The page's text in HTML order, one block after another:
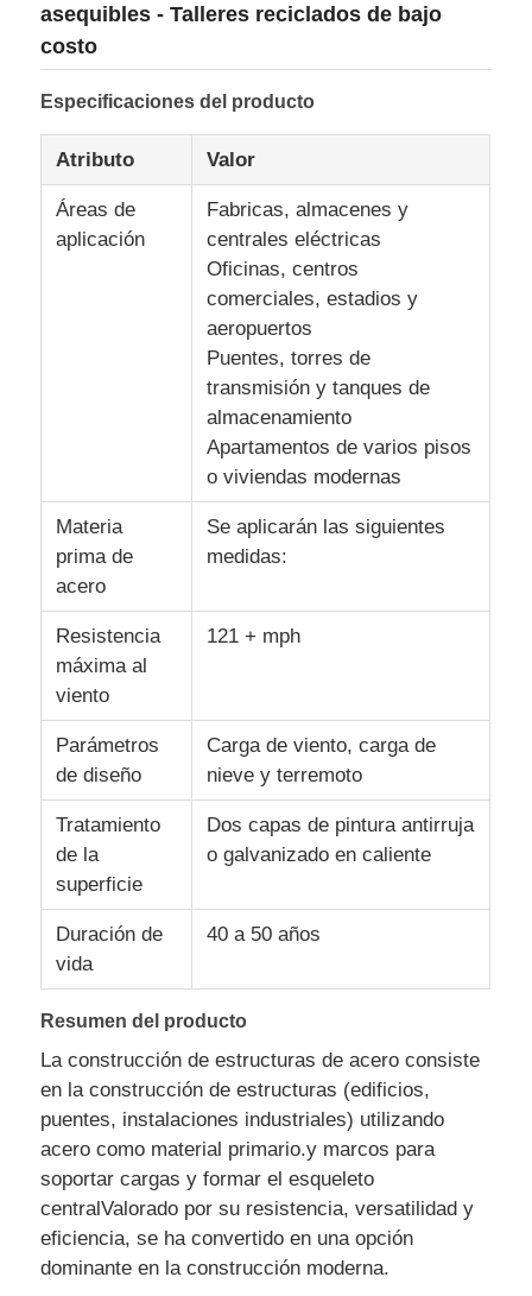
Hogar
Productos
Acerca de nosotros
Noticias
El blog
Solicitar una cita
Estructura de acero prefabricada
Almacén de estructura de acero
Taller de estructura de acero
Edificio de estructura de acero
Construcción de estructura de acero
Edificio de marco de acero
Fabricación de la estructura de acero
asequibles - Talleres reciclados de bajo
costo
Especificaciones del producto
Atributo Valor
Áreas de
aplicación
Fabricas, almacenes y
centrales eléctricas
Oficinas, centros
comerciales, estadios y
aeropuertos
Puentes, torres de
transmisión y tanques de
almacenamiento
Apartamentos de varios pisos
o viviendas modernas
Materia
prima de
acero
Se aplicarán las siguientes
medidas:
Resistencia
máxima al
viento
121 + mph
Parámetros
de diseño
Carga de viento, carga de
nieve y terremoto
Tratamiento
de la
superficie
Dos capas de pintura antirruja
o galvanizado en caliente
Duración de
vida
40 a 50 años
Resumen del producto
La construcción de estructuras de acero consiste
en la construcción de estructuras (edificios,
puentes, instalaciones industriales) utilizando
acero como material primario.y marcos para
soportar cargas y formar el esqueleto
centralValorado por su resistencia, versatilidad y
eficiencia, se ha convertido en una opción
dominante en la construcción moderna.